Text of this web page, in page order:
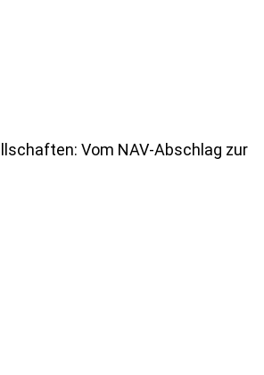
Vom NAV-Abschlag zur